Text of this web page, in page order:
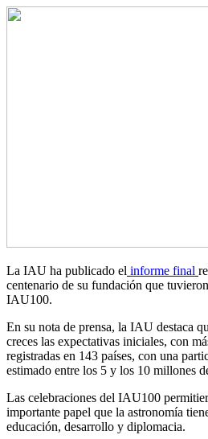
La IAU ha publicado el informe final
centenario de su fundación que
IAU100.
En su nota de prensa, la IAU destaca
creces las expectativas iniciales, con
registradas en 143 países, con una
estimado entre los 5 y los 10 millones
Las celebraciones del IAU100
importante papel que la astronomía
educación, desarrollo y diplomacia.